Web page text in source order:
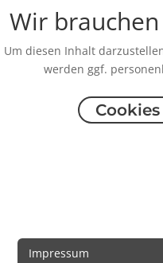
Wir
Um diesen Inhalt
werden ggf.
Impressum